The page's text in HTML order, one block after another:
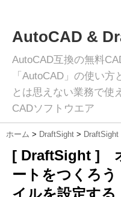
AutoCAD &
AutoCAD互換の無料
「AutoCAD」の使い
とは思えない業務で使
CADソフトウエア
ホーム > DraftSight >
[ DraftSight ]
ートをつくろ
イルを設定する